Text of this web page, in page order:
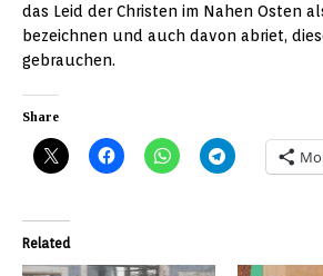
das Leid der Christen im Nahen Osten
bezeichnen und auch davon abriet,
gebrauchen.
Share
Related